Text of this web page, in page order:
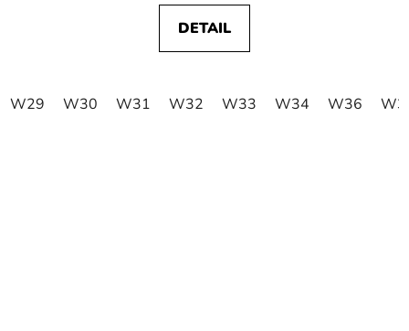
DETAIL
W29 W30 W31 W32 W33 W34 W36